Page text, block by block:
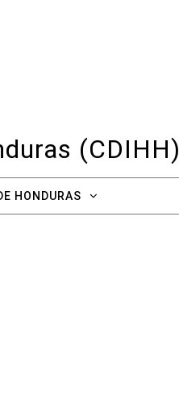
(CDIHH)
HONDURAS